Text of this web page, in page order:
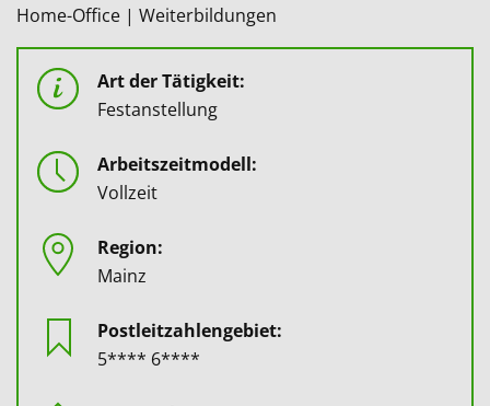
Home-Office | Weiterbildungen
Art der Tätigkeit:
Festanstellung
Arbeitszeitmodell:
Vollzeit
Region:
Mainz
Postleitzahlengebiet:
5**** 6****